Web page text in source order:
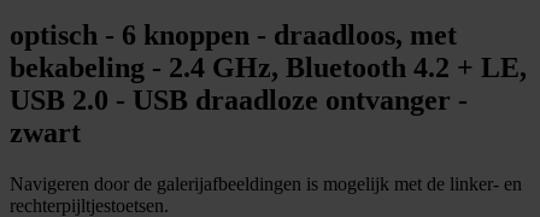
optisch - 6 knoppen - draadloos, met
bekabeling - 2.4 GHz, Bluetooth 4.2 + LE,
USB 2.0 - USB draadloze ontvanger -
zwart
Navigeren door de galerijafbeeldingen is mogelijk met de linker- en
rechterpijltjestoetsen.